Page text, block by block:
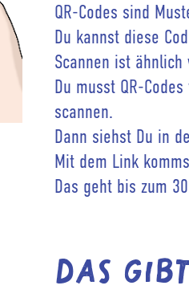
QR-Codes sind
Du kannst diese
Scannen ist
Du musst QR-
scannen.
Dann siehst Du in
Mit dem Link
Das geht bis zum
Das